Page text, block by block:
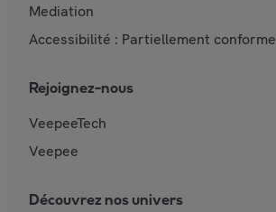
Mediation
Accessibilité : Partiellement conforme
Rejoignez-nous
VeepeeTech
Veepee
Découvrez nos univers